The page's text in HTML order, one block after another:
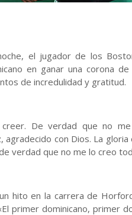
el jugador de los
en ganar una corona
de incredulidad y gratitud.
De verdad que no
agradecido con Dios. La
verdad que no me lo creo
hito en la carrera de
primer dominicano, primer